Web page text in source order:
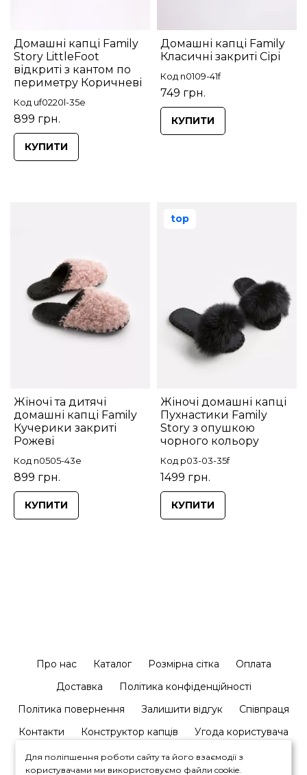
Домашні капці Family
Story LittleFoot
відкриті з кантом по
периметру Коричневі
Код uf0220l-35e
899 грн.
КУПИТИ
Домашні капці Family
Класичні закриті Сірі
Код n0109-41f
749 грн.
КУПИТИ
Жіночі та дитячі
домашні капці Family
Кучерики закриті
Рожеві
Код n0505-43e
899 грн.
КУПИТИ
Жіночі домашні капці
Пухнастики Family
Story з опушкою
чорного кольору
Код p03-03-35f
1499 грн.
top
КУПИТИ
Про нас Каталог Розмірна сітка
Оплата
Доставка
Політика конфіденційності
Політика повернення
Залишити відгук
Співпраця
Контакти
Конструктор капців Угода користувача
Для поліпшення роботи сайту та його взаємодії з
користувачами ми використовуємо файли cookie.